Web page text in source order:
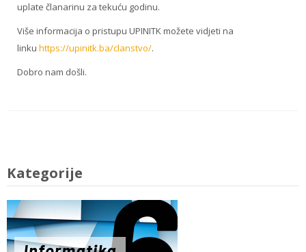
uplate članarinu za tekuću godinu.
Više informacija o pristupu UPINITK možete vidjeti na
linku https://upinitk.ba/clanstvo/.
Dobro nam došli.
Kategorije